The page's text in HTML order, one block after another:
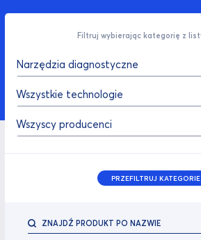
Filtruj wybierając kategorię z
Narzędzia diagnostyczne
Wszystkie technologie
Wszyscy producenci
PRZEFILTRUJ KATEGORIE